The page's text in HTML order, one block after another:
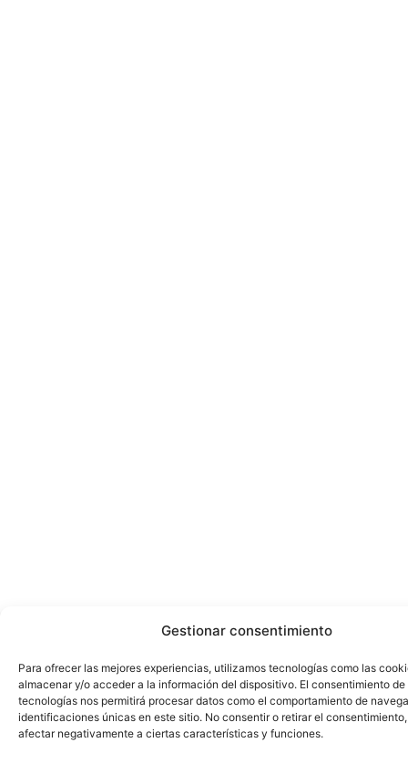
Gestionar consentimiento
Para ofrecer las mejores experiencias, utilizamos tecnologías como las
almacenar y/o acceder a la información del dispositivo. El consentimiento de
tecnologías nos permitirá procesar datos como el comportamiento de
identificaciones únicas en este sitio. No consentir o retirar el
afectar negativamente a ciertas características y funciones.